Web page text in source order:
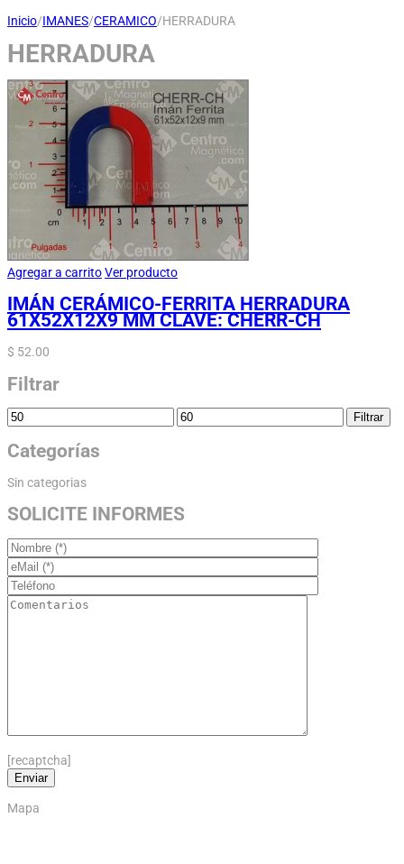
Inicio/IMANES/CERAMICO/HERRADURA
HERRADURA
Agregar a carritoVer producto
IMÁN CERÁMICO-FERRITA HERRADURA
61X52X12X9 MM CLAVE: CHERR-CH
$ 52.00
Filtrar
Filtrar
Categorías
Sin categorias
SOLICITE INFORMES
[recaptcha]
Mapa